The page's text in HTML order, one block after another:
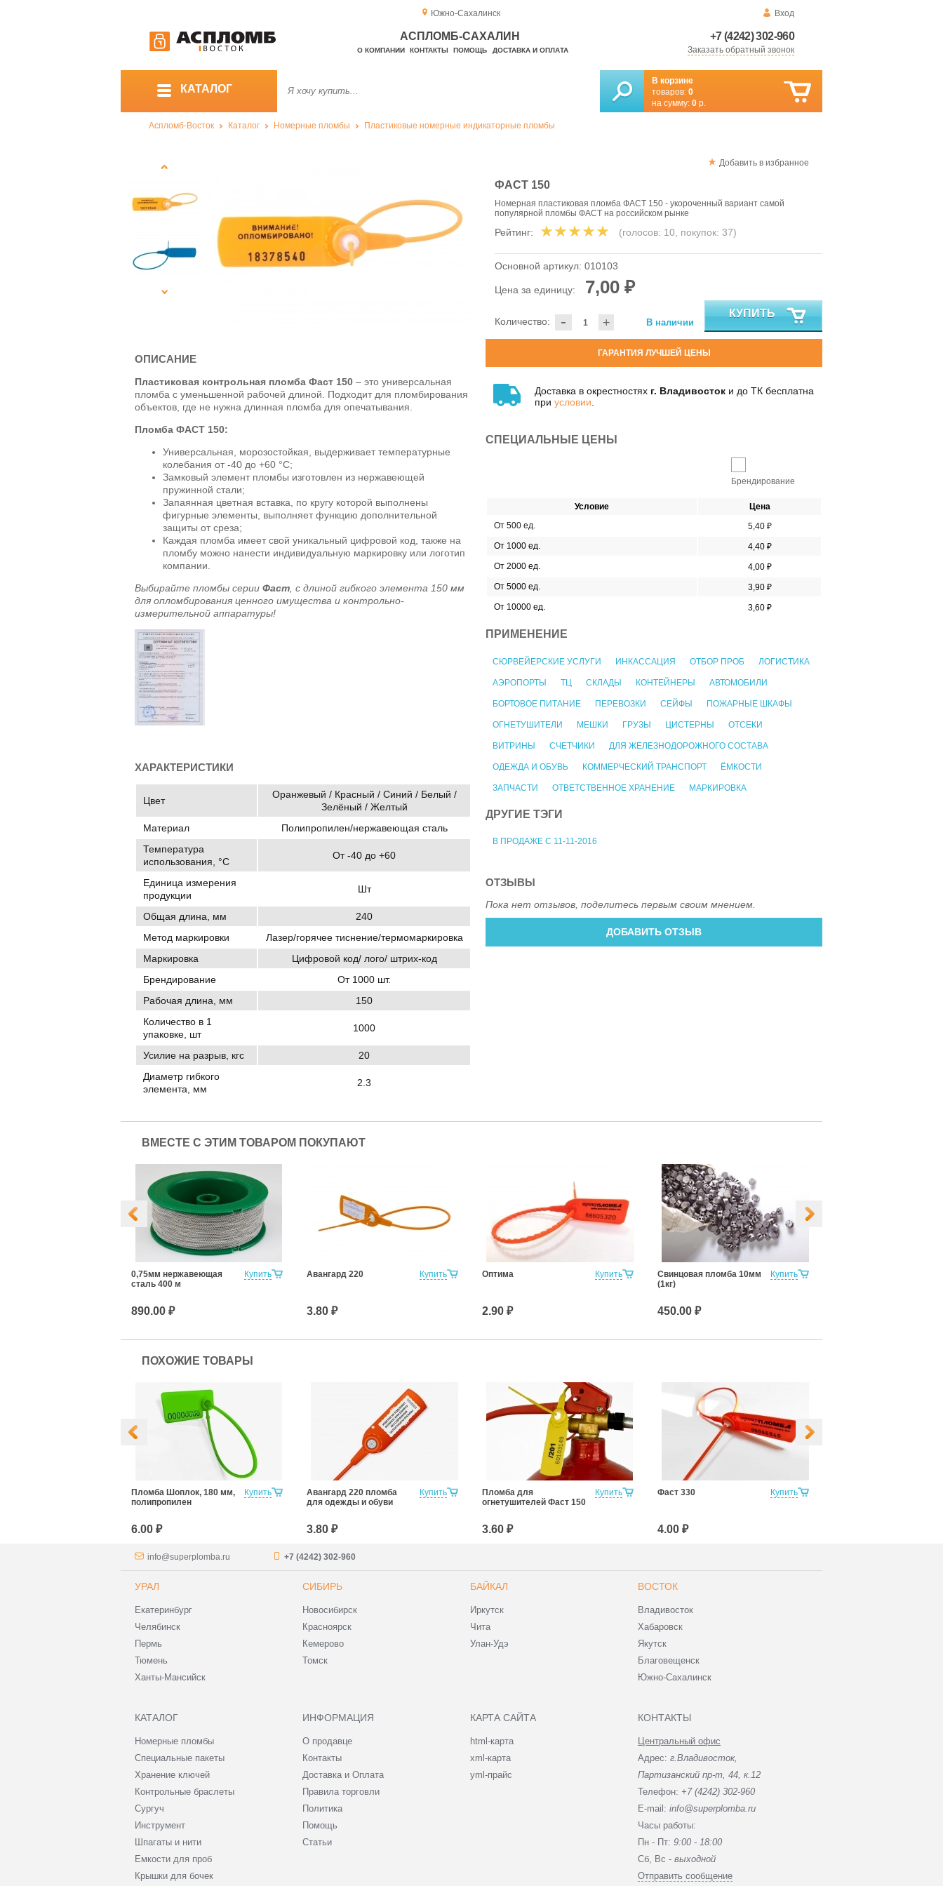
Южно-Сахалинск Вход
+7 (4242) 302-960
Заказать обратный звонок
АСПЛОМБ-САХАЛИН
О КОМПАНИИ КОНТАКТЫ ПОМОЩЬ ДОСТАВКА И ОПЛАТА
КАТАЛОГ
В корзине
товаров: 0
на сумму: 0 р.
Аспломб-Восток Каталог Номерные пломбы Пластиковые номерные индикаторные пломбы
Добавить в избранное
ФАСТ 150
Номерная пластиковая пломба ФАСТ 150 - укороченный вариант самой
популярной пломбы ФАСТ на российском рынке
Рейтинг: (голосов: 10, покупок: 37)
Основной артикул: 010103
Цена за единицу: 7,00 ₽
- +
Количество: В наличии
КУПИТЬ
ГАРАНТИЯ ЛУЧШЕЙ ЦЕНЫ
Доставка в окрестностях г. Владивосток и до ТК бесплатна
при условии
СПЕЦИАЛЬНЫЕ ЦЕНЫ
Брендирование
Условие
Цена
От 500 ед.
5,40 ₽
От 1000 ед.
4,40 ₽
От 2000 ед.
4,00 ₽
От 5000 ед.
3,90 ₽
От 10000 ед.
3,60 ₽
ПРИМЕНЕНИЕ
СЮРВЕЙЕРСКИЕ УСЛУГИ ИНКАССАЦИЯ ОТБОР ПРОБ ЛОГИСТИКА
АЭРОПОРТЫ ТЦ СКЛАДЫ КОНТЕЙНЕРЫ АВТОМОБИЛИ
БОРТОВОЕ ПИТАНИЕ ПЕРЕВОЗКИ СЕЙФЫ ПОЖАРНЫЕ ШКАФЫ
ОГНЕТУШИТЕЛИ МЕШКИ ГРУЗЫ ЦИСТЕРНЫ ОТСЕКИ
ВИТРИНЫ СЧЕТЧИКИ ДЛЯ ЖЕЛЕЗНОДОРОЖНОГО СОСТАВА
ОДЕЖДА И ОБУВЬ КОММЕРЧЕСКИЙ ТРАНСПОРТ ЁМКОСТИ
ЗАПЧАСТИ ОТВЕТСТВЕННОЕ ХРАНЕНИЕ МАРКИРОВКА
ДРУГИЕ ТЭГИ
В ПРОДАЖЕ С 11-11-2016
ОПИСАНИЕ
Пластиковая контрольная пломба Фаст 150 – это универсальная
пломба с уменьшенной рабочей длиной. Подходит для пломбирования
объектов, где не нужна длинная пломба для опечатывания.
Пломба ФАСТ 150:
Универсальная, морозостойкая, выдерживает температурные
колебания от -40 до +60 °C;
Замковый элемент пломбы изготовлен из нержавеющей
пружинной стали;
Запаянная цветная вставка, по кругу которой выполнены
фигурные элементы, выполняет функцию дополнительной
защиты от среза;
Каждая пломба имеет свой уникальный цифровой код, также на
пломбу можно нанести индивидуальную маркировку или логотип
компании.
Выбирайте пломбы серии Фаст , с длиной гибкого элемента 150 мм
для опломбирования ценного имущества и контрольно-
измерительной аппаратуры!
ХАРАКТЕРИСТИКИ
Цвет
Оранжевый / Красный / Синий / Белый /
Зелёный / Желтый
Материал
Полипропилен/нержавеющая сталь
Температура
использования, °C
От -40 до +60
Единица измерения
продукции
Шт
Общая длина, мм
240
Метод маркировки
Лазер/горячее тиснение/термомаркировка
Маркировка
Цифровой код/ лого/ штрих-код
Брендирование
От 1000 шт.
Рабочая длина, мм
150
Количество в 1
упаковке, шт
1000
Усилие на разрыв, кгс
20
Диаметр гибкого
элемента, мм
2.3
ОТЗЫВЫ
Пока нет отзывов, поделитесь первым своим мнением.
ДОБАВИТЬ ОТЗЫВ
ВМЕСТЕ С ЭТИМ ТОВАРОМ ПОКУПАЮТ
Купить
0,75мм нержавеющая
сталь 400 м
890.00 ₽
Купить
Авангард 220
3.80 ₽
Купить
Оптима
2.90 ₽
Купить
Свинцовая пломба 10мм
(1кг)
450.00 ₽
ПОХОЖИЕ ТОВАРЫ
Купить
Пломба Шоплок, 180 мм,
полипропилен
6.00 ₽
Купить
Авангард 220 пломба
для одежды и обуви
3.80 ₽
Купить
Пломба для
огнетушителей Фаст 150
3.60 ₽
Купить
Фаст 330
4.00 ₽
info@superplomba.ru +7 (4242) 302-960
УРАЛ
Екатеринбург
Челябинск
Пермь
Тюмень
Ханты-Мансийск
СИБИРЬ
Новосибирск
Красноярск
Кемерово
Томск
БАЙКАЛ
Иркутск
Чита
Улан-Удэ
ВОСТОК
Владивосток
Хабаровск
Якутск
Благовещенск
Южно-Сахалинск
КАТАЛОГ
Номерные пломбы
Специальные пакеты
Хранение ключей
Контрольные браслеты
Сургуч
Инструмент
Шпагаты и нити
Емкости для проб
Крышки для бочек
ИНФОРМАЦИЯ
О продавце
Контакты
Доставка и Оплата
Правила торговли
Политика
Помощь
Статьи
КАРТА САЙТА
html-карта
xml-карта
yml-прайс
КОНТАКТЫ
Центральный офис
Адрес: г.Владивосток,
Партизанский пр-т, 44, к.12
Телефон: +7 (4242) 302-960
E-mail: info@superplomba.ru
Часы работы:
Пн - Пт: 9:00 - 18:00
Сб, Вc - выходной
Отправить сообщение